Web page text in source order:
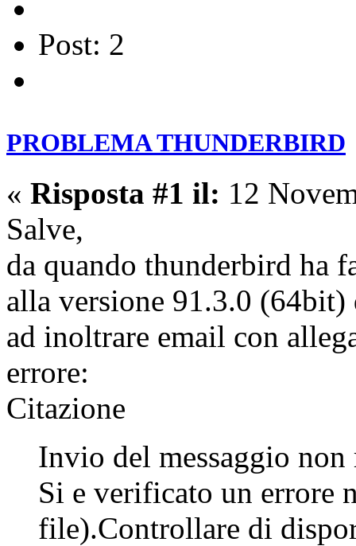
Post: 2
PROBLEMA THUNDERBIRD
« Risposta #1 il: 12
Salve,
da quando thunderbird ha
alla versione 91.3.0
ad inoltrare email con
errore:
Citazione
Invio del messaggio
Si e verificato un errore
file).Controllare di